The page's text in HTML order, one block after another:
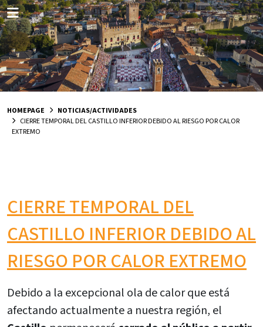
HOMEPAGE
NOTICIAS/ACTIVIDADES
CIERRE TEMPORAL DEL CASTILLO INFERIOR DEBIDO AL RIESGO POR CALOR
EXTREMO
CIERRE TEMPORAL DEL
CASTILLO INFERIOR DEBIDO AL
RIESGO POR CALOR EXTREMO
Debido a la excepcional ola de calor que está
afectando actualmente a nuestra región, el